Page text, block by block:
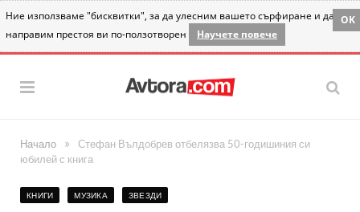
Ние използваме "бисквитки", за да улесним вашето сърфиране и да
направим престоя ви по-ползотворен
Научете повече
OK
Начало »
Стефан Вълдобрев отбелязва 50-годишиния си
юбилей с книга
КНИГИ МУЗИКА ЗВЕЗДИ